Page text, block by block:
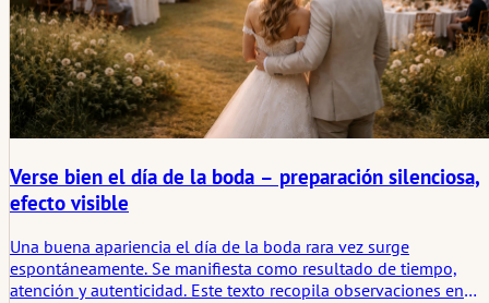
Verse bien el día de la boda – preparación silenciosa,
efecto visible
Una buena apariencia el día de la boda rara vez surge
espontáneamente. Se manifiesta como resultado de tiempo,
atención y autenticidad. Este texto recopila observaciones en